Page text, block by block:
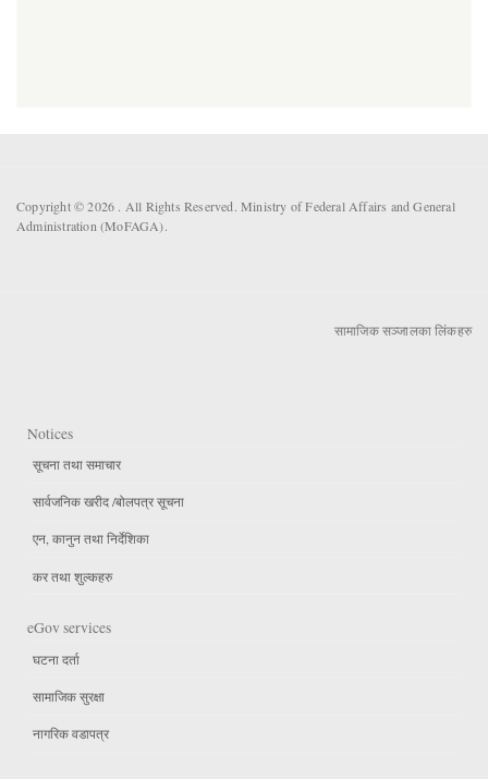
Copyright © 2026 . All Rights Reserved. Ministry of Federal Affairs and General
Administration (MoFAGA).
सामाजिक सञ्जालका लिंकहरु
Notices
सूचना तथा समाचार
सार्वजनिक खरीद /बोलपत्र सूचना
एन, कानुन तथा निर्देशिका
कर तथा शुल्कहरु
eGov services
घटना दर्ता
सामाजिक सुरक्षा
नागरिक वडापत्र